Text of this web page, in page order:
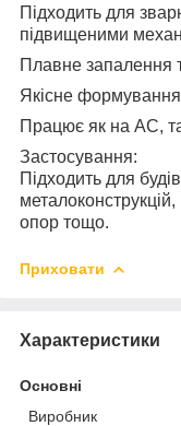
Підходить для
підвищеними
Плавне запалення
Якісне
Працює як на AC,
Застосування:
Підходить для
опор тощо.
Приховати
Характеристики
Основні
Виробник